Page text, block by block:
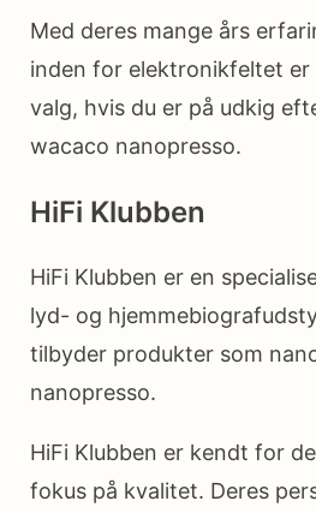
Med deres mange års
inden for elektronikfeltet er
valg, hvis du er på udkig
wacaco nanopresso.
HiFi Klubben
HiFi Klubben er en
lyd- og
tilbyder produkter som
nanopresso.
HiFi Klubben er kendt for
fokus på kvalitet. Deres